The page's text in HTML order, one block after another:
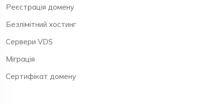
Реєстрація домену
Безлімітний хостинг
Сервери VDS
Міграція
Сертифікат домену